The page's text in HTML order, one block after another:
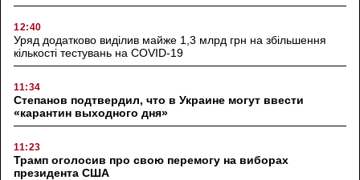
12:40
Уряд додатково виділив майже 1,3 млрд грн на збільшення
кількості тестувань на COVID-19
11:34
Степанов подтвердил, что в Украине могут ввести
«карантин выходного дня»
11:23
Трамп оголосив про свою перемогу на виборах
президента США